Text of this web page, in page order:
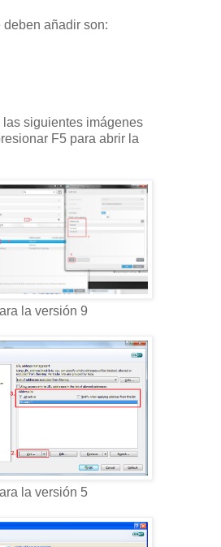
deben añadir son:
siguientes imágenes
F5 para abrir la
la versión 9
la versión 5